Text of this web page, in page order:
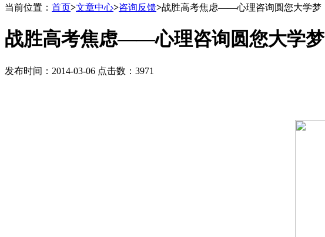
当前位置： 首页>文章中心>咨询反馈>战胜高考焦虑——心理咨询圆您大学梦
战胜高考焦虑——心理咨询圆您大学梦
发布时间：2014-03-06 点击数：3971